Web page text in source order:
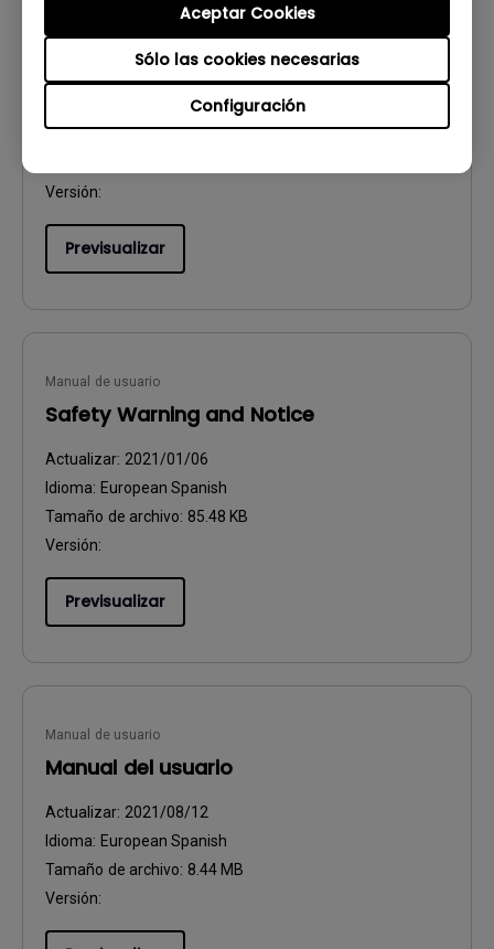
Configuración
Sólo las cookies necesarias
Aceptar Cookies
Resolución de archivo
2020/06/05
Idioma:European Spanish
Versión:
Previsualizar
Manual de usuario
Safety Warning and Notice
Actualizar: 2021/01/06
Idioma: European Spanish
Tamaño de archivo: 85.48 KB
Versión:
Previsualizar
Manual de usuario
Manual del usuario
Actualizar: 2021/08/12
Idioma: European Spanish
Tamaño de archivo: 8.44 MB
Versión: